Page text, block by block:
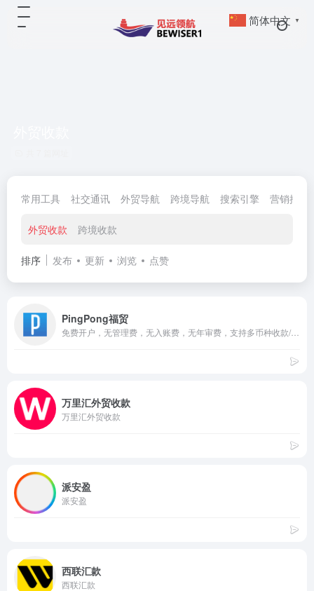
常用工具 社交通讯 外贸导航 跨境导航 搜索引擎 营销推广
外贸收款 跨境收款
排序 发布 更新 浏览 点赞
PingPong福贸
免费开户，无管理费，无入账费，无年审费，支持多币种收款/海外本地收款/信用卡借记卡收款
万里汇外贸收款
万里汇外贸收款
派安盈
派安盈
西联汇款
西联汇款
简体中文 ▼